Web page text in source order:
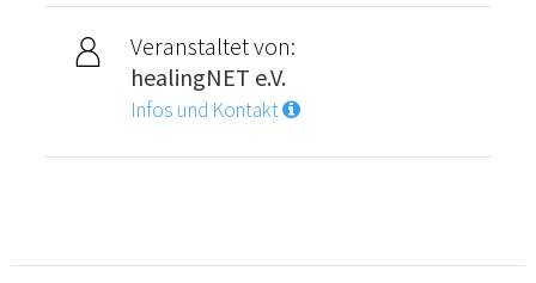
Veranstaltet von:
healingNET e.V.
Infos und Kontakt